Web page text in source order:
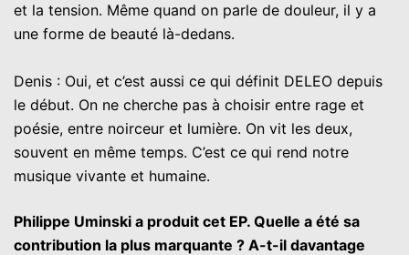
et la tension. Même quand on parle de douleur, il y a
une forme de beauté là-dedans.
Denis : Oui, et c’est aussi ce qui définit DELEO depuis
le début. On ne cherche pas à choisir entre rage et
poésie, entre noirceur et lumière. On vit les deux,
souvent en même temps. C’est ce qui rend notre
musique vivante et humaine.
Philippe Uminski a produit cet EP. Quelle a été sa
contribution la plus marquante ? A-t-il davantage